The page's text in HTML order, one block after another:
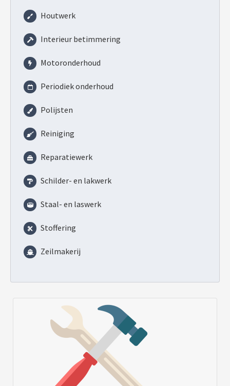
Houtwerk
Interieur betimmering
Motoronderhoud
Periodiek onderhoud
Polijsten
Reiniging
Reparatiewerk
Schilder- en lakwerk
Staal- en laswerk
Stoffering
Zeilmakerij